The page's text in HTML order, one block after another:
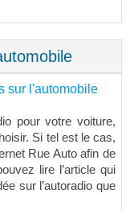
sur l'automobile
pour votre voiture,
Si tel est le cas,
Rue Auto afin de
lire l’article qui
sur l’autoradio que